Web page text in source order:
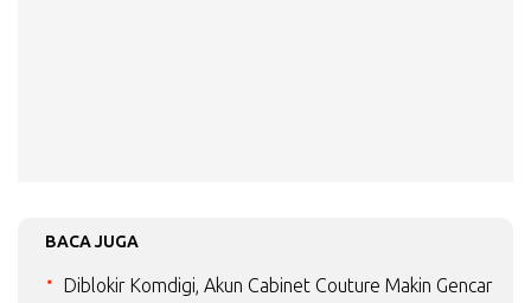
BACA JUGA
Diblokir Komdigi, Akun Cabinet Couture Makin Gencar